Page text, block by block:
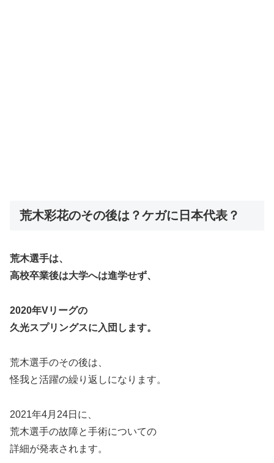
荒木彩花のその後は？ケガに日本代表？
荒木選手は、
高校卒業後は大学へは進学せず、
2020年Vリーグの
久光スプリングスに入団します。
荒木選手のその後は、
怪我と活躍の繰り返しになります。
2021年4月24日に、
荒木選手の故障と手術についての
詳細が発表されます。